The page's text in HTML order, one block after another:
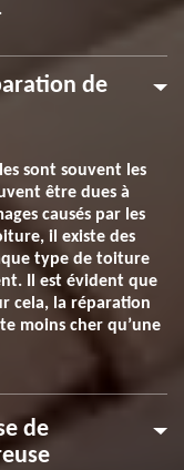
de
sont souvent les
être dues à
causés par les
il existe des
type de toiture
Il est évident que
cela, la réparation
moins cher qu’une
de